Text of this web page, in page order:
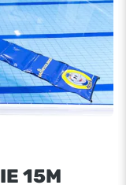
15M